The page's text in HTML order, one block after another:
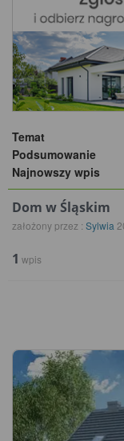
Temat
Podsumowanie
Najnowszy wpis
Dom w Śląskim
założony przez : Sylwia
1 wpis